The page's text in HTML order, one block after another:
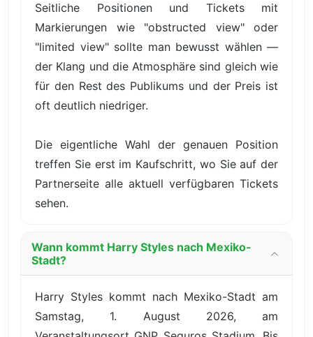
Seitliche Positionen und Tickets mit
Markierungen wie "obstructed view" oder
"limited view" sollte man bewusst wählen —
der Klang und die Atmosphäre sind gleich wie
für den Rest des Publikums und der Preis ist
oft deutlich niedriger.
Die eigentliche Wahl der genauen Position
treffen Sie erst im Kaufschritt, wo Sie auf der
Partnerseite alle aktuell verfügbaren Tickets
sehen.
Wann kommt Harry Styles nach Mexiko-
Stadt?
Harry Styles kommt nach Mexiko-Stadt am
Samstag, 1. August 2026, am